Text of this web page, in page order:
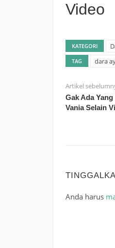
Video
KATEGORI
TAG dara
Artikel
Gak Ada
Vania Selain
Anda harus